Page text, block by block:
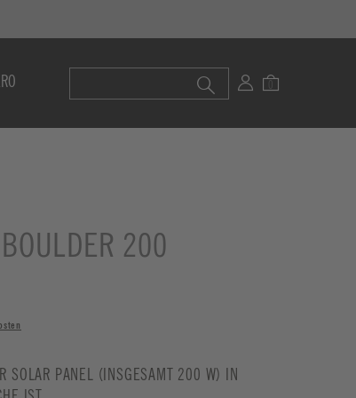
200
SOLAR PANEL (INSGESAMT 200 W) IN E